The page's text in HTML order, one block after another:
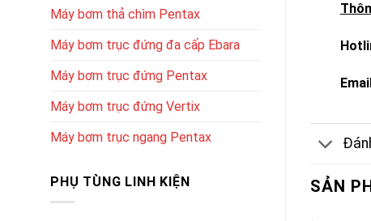
Máy bơm thả chìm Pentax
Máy bơm trục đứng đa cấp Ebara
Máy bơm trục đứng Pentax
Máy bơm trục đứng Vertix
Máy bơm trục ngang Pentax
PHỤ TÙNG LINH KIỆN SẢN